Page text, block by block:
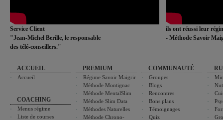
Service Client
"Jean-Michel Berille, le responsable
des télé-conseillers."
ils ont réussi leur
- Méthode Savoir
ACCUEIL
Accueil
COACHING
Menus régime
Liste de courses
PREMIUM
Régime Savoir Maigrir
Méthode Montignac
Méthode MentalSlim
Méthode Slim Data
Méthodes Naturelles
Méthode Chrono-
COMMUNAUTÉ
Groupes
Blogs
Rencontres
Bons plans
Témoignages
Quiz